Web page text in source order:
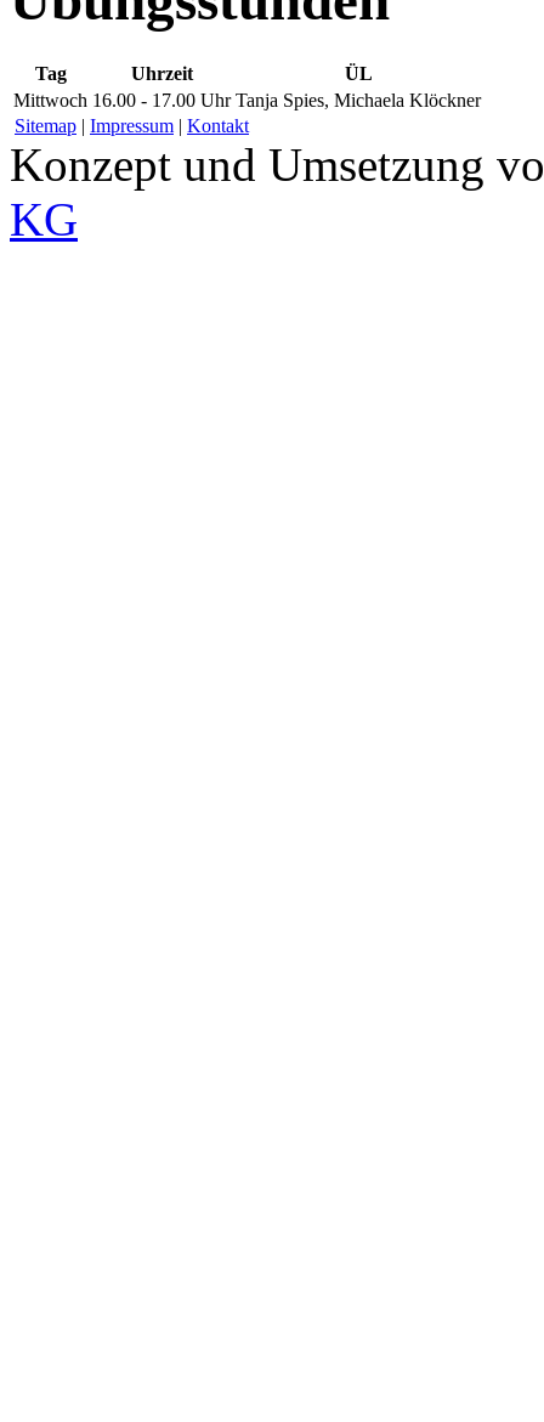
Tag Uhrzeit
ÜL
Mittwoch 16.00 - 17.00 Uhr Tanja Spies, Michaela Klöckner
Sitemap | Impressum | Kontakt
Konzept und Umsetzung
KG